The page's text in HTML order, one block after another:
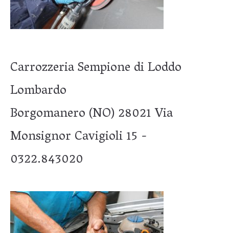
Carrozzeria Sempione di Loddo
Lombardo
Borgomanero (NO) 28021 Via
Monsignor Cavigioli 15 -
0322.843020